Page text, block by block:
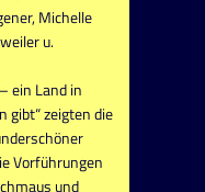
Michelle
u.
ein Land in
gibt“ zeigten die
Vorführungen
und